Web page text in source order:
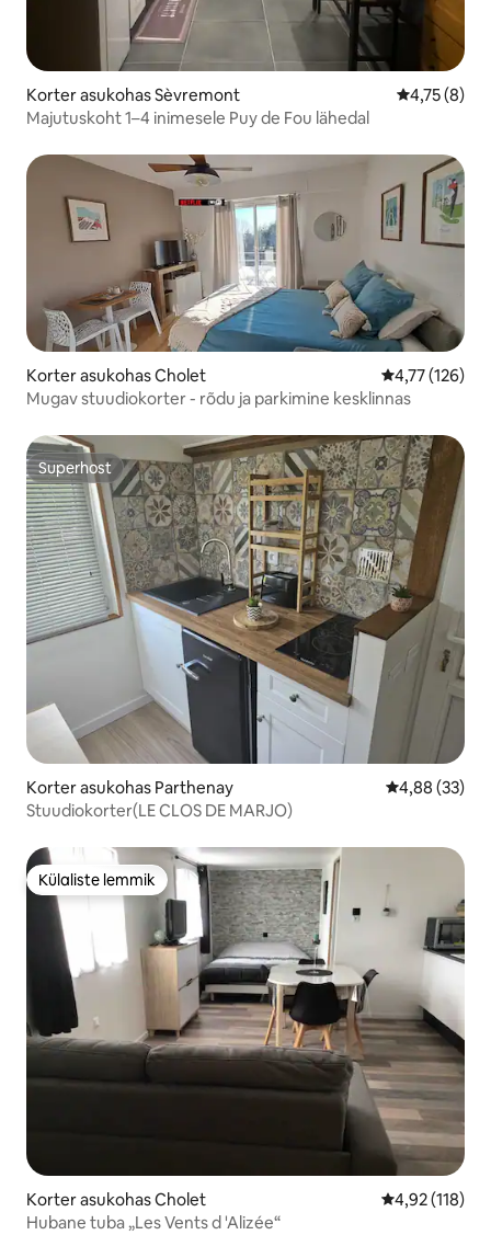
Korter asukohas Sèvremont Keskmine
4,75 (8)
Majutuskoht 1–4 inimesele Puy de Fou lähedal
Korter asukohas Cholet Keskmine
4,77 (126)
Mugav stuudiokorter - rõdu ja parkimine kesklinnas
Superhost
Superhost
Korter asukohas Parthenay Keskmine
4,88 (33)
Stuudiokorter(LE CLOS DE MARJO)
Külaliste lemmik
Külaliste lemmik
Korter asukohas Cholet Keskmine
4,92 (118)
Hubane tuba „Les Vents d 'Alizée“